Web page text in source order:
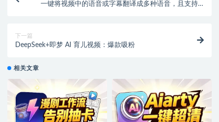
一键将视频中的语音或字幕翻译成多种语音，且支持Ai
下一篇
DeepSeek+即梦 AI 育儿视频：爆款吸粉
相关文章